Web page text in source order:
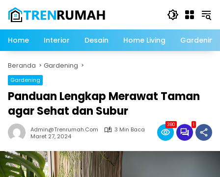
konten
Home
Interior Desain Home Living Gardening
Beranda Gardening
Gardening
Panduan Lengkap Merawat Taman
agar Sehat dan Subur
Admin@trenrumah.com
3 Min Baca
Maret 27, 2024
380 1